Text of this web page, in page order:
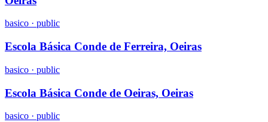
basico · public
Escola Básica Conde de Ferreira, Oeiras
basico · public
Escola Básica Conde de Oeiras, Oeiras
basico · public